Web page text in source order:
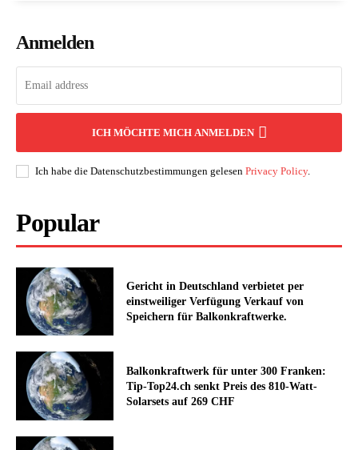
Anmelden
ICH MÖCHTE MICH ANMELDEN
Ich habe die Datenschutzbestimmungen gelesen Privacy Policy.
Popular
Gericht in Deutschland verbietet per
einstweiliger Verfügung Verkauf von
Speichern für Balkonkraftwerke.
Balkonkraftwerk für unter 300 Franken:
Tip-Top24.ch senkt Preis des 810-Watt-
Solarsets auf 269 CHF